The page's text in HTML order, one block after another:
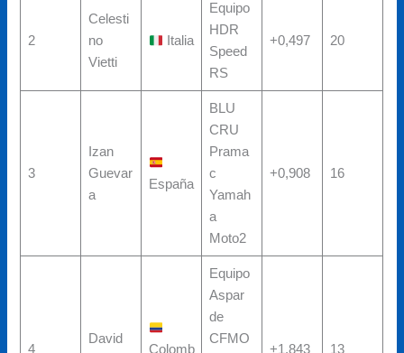
2
Celesti
no
Vietti
Italia
Equipo
HDR
Speed
RS
+0,497 20
3
Izan
Guevar
a
España
BLU
CRU
Prama
c
Yamah
a
Moto2
+0,908 16
4
David
Colomb
Equipo
Aspar
de
CFMO
+1.843 13